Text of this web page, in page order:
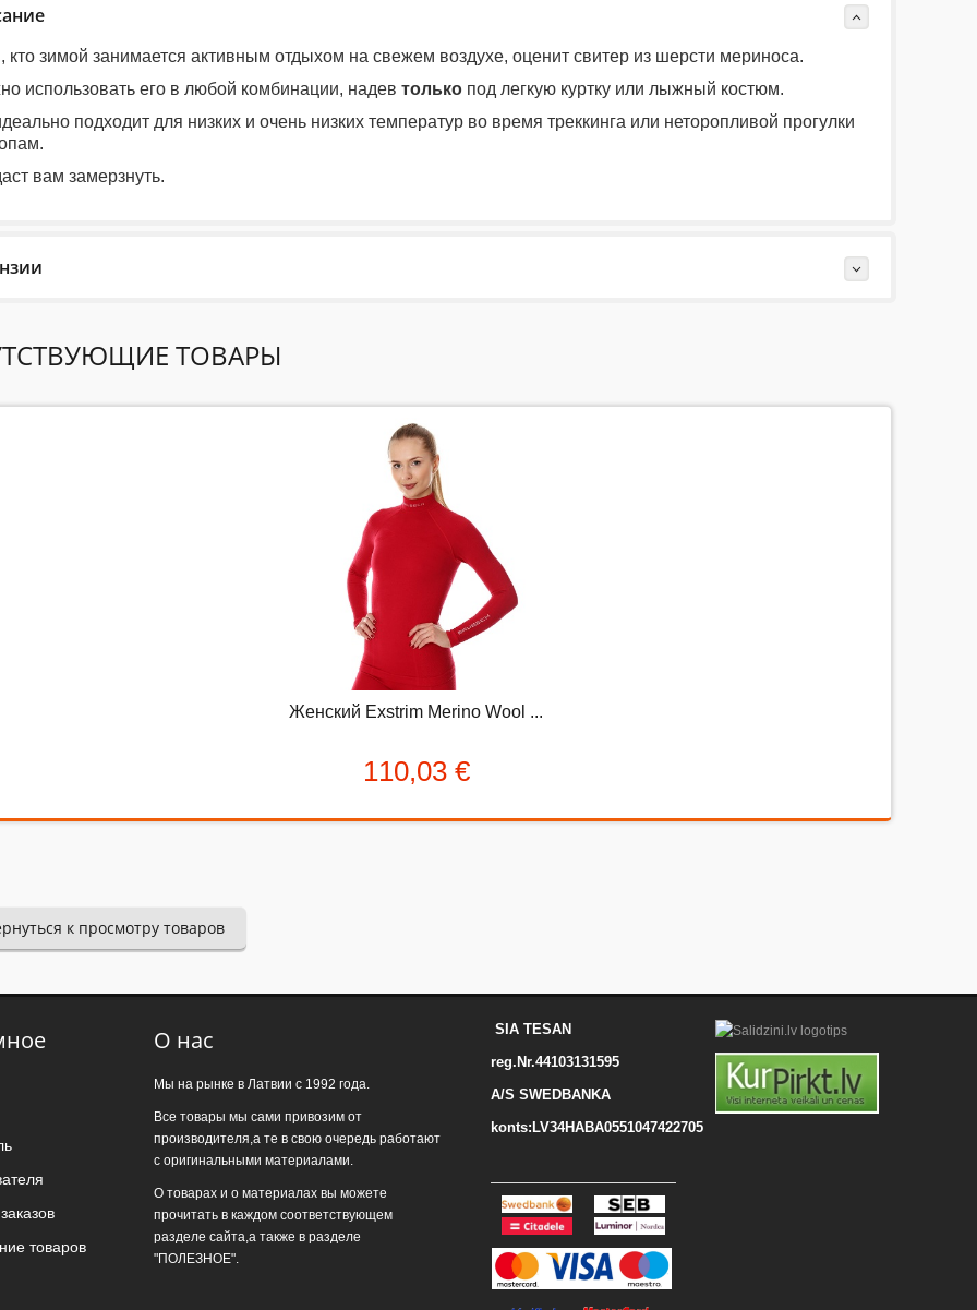
кто зимой занимается активным отдыхом на свежем воздухе, оценит свитер из шерсти мериноса.
использовать его в любой комбинации, надев только под легкую куртку или лыжный костюм.
подходит для низких и очень низких температур во время треккинга или неторопливой прогулки
вам замерзнуть.
отзывов об этом товаре.
Оцените данный товар. Пожалуйста, выберите оценку от 0 (плохо) до 5 (отлично).
ТОВАРЫ
Женский Exstrim Merino Wool ...
110,03 €
Женский Exstrim Merino Wool ...
110,03 €
к просмотру товаров
товаров
О нас
Мы на рынке в Латвии с 1992 года.
Все товары мы сами привозим от
производителя,а те в свою очередь работают
с оригинальными материалами.
О товарах и о материалах вы можете
прочитать в каждом соответствующем
разделе сайта,а также в разделе
"ПОЛЕЗНОЕ".
SIA TESAN
reg.Nr.44103131595
A/S SWEDBANKA
konts:LV34HABA0551047422705